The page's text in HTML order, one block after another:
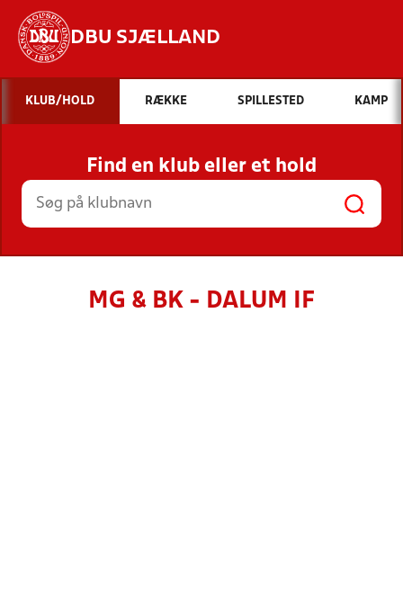
DBU SJÆLLAND
Hvad vil du søge efter?
INDHOLD OG NYHEDER
STILLINGER, RESULTATER, KLUBBER OG
HOLD
KLUB/HOLD RÆKKE SPILLESTED KAMP
Find en klub eller et hold
MG & BK - DALUM IF